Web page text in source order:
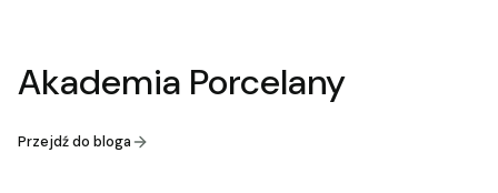
Akademia Porcelany
Przejdź do bloga